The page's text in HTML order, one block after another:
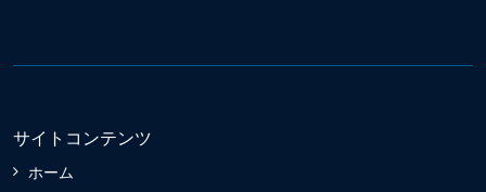
サイトコンテンツ
ホーム